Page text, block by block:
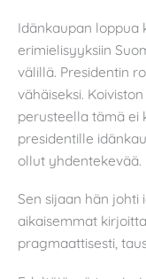
Idänkaupan loppua
erimielisyyksiin
välillä. Presidentin
vähäiseksi.
perusteella tämä ei
presidentille
ollut yhdentekevää.
Sen sijaan hän johti
aikaisemmat
pragmaattisesti,